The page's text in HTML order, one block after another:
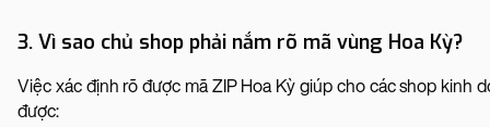
3. Vì sao chủ shop phải nắm rõ mã vùng Hoa Kỳ?
Việc xác định rõ được mã ZIP Hoa Kỳ giúp cho các shop kinh
được: